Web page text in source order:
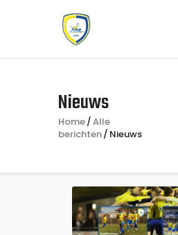
Nieuws
Home Alle
berichten
Nieuws
Nieuws
Jeugd